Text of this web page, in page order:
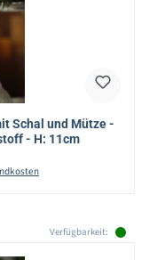
Schal und Mütze -
- H: 11cm
Verfügbarkeit: